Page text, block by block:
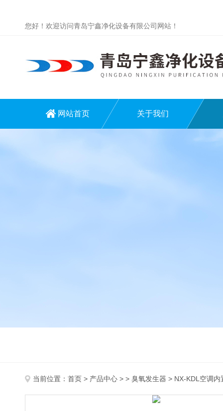
您好！欢迎访问青岛宁鑫净化设备有限公司网站！
网站首页 关于我们
当前位置： 首页 > 产品中心 > > 臭氧发生器 > NX-KDL空调内